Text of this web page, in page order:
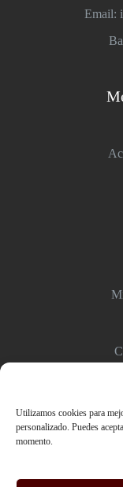
Utilizamos cookies para
personalizado. Puedes
momento.
Email: